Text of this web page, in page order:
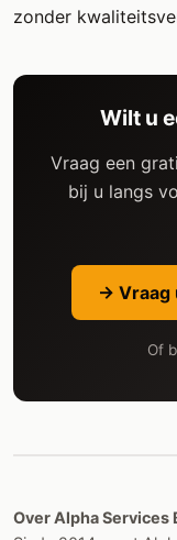
zonder
Wilt u
Vraag een
bij u langs
→ Vraag
Of
Over Alpha Services